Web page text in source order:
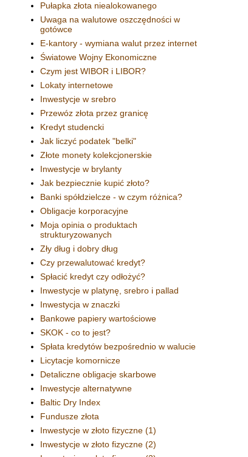
Pułapka złota niealokowanego
Uwaga na walutowe oszczędności w
gotówce
E-kantory - wymiana walut przez internet
Światowe Wojny Ekonomiczne
Czym jest WIBOR i LIBOR?
Lokaty internetowe
Inwestycje w srebro
Przewóz złota przez granicę
Kredyt studencki
Jak liczyć podatek "belki"
Złote monety kolekcjonerskie
Inwestycje w brylanty
Jak bezpiecznie kupić złoto?
Banki spółdzielcze - w czym różnica?
Obligacje korporacyjne
Moja opinia o produktach
strukturyzowanych
Zły dług i dobry dług
Czy przewalutować kredyt?
Spłacić kredyt czy odłożyć?
Inwestycje w platynę, srebro i pallad
Inwestycja w znaczki
Bankowe papiery wartościowe
SKOK - co to jest?
Spłata kredytów bezpośrednio w walucie
Licytacje komornicze
Detaliczne obligacje skarbowe
Inwestycje alternatywne
Baltic Dry Index
Fundusze złota
Inwestycje w złoto fizyczne (1)
Inwestycje w złoto fizyczne (2)